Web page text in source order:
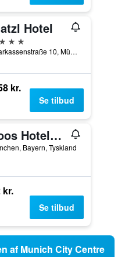
Hotel
Sparkassenstraße 10, München, Bayern, Tyskland
kr.
Se tilbud
Koos Hotel&apartments
Bayern, Tyskland
kr.
Se tilbud
af Munich City Centre